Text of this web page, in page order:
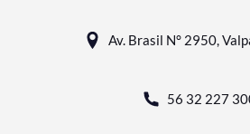
Av. Brasil N° 2950,
56 32 227